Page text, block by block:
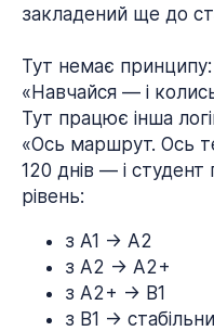
закладений ще до
Тут немає принципу:
«Навчайся — і
Тут працює інша
«Ось маршрут. Ось
120 днів — і
рівень:
з A1 → A2
з A2 → A2+
з A2+ → B1
з B1 →